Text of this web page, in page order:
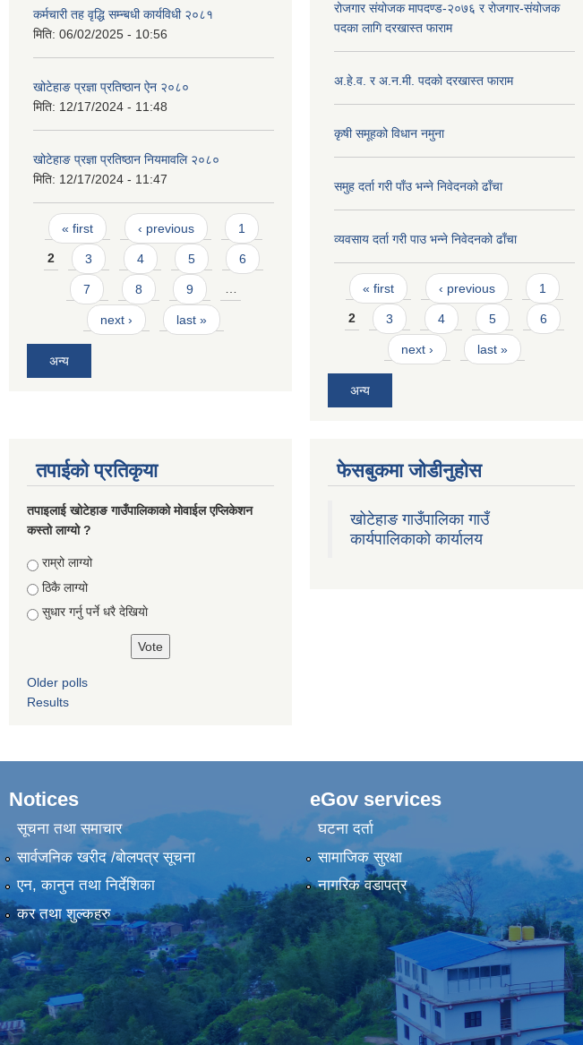
कर्मचारी तह वृद्धि सम्न्बधी कार्यविधी २०८१
मिति: 06/02/2025 - 10:56
खोटेहाङ प्रज्ञा प्रतिष्ठान ऐन २०८०
मिति: 12/17/2024 - 11:48
खोटेहाङ प्रज्ञा प्रतिष्ठान नियमावलि २०८०
मिति: 12/17/2024 - 11:47
Pages
« first ‹ previous 1
2 3 4 5 6
7 8 9 …
next › last »
अन्य
रोजगार संयोजक मापदण्ड-२०७६ र रोजगार-संयोजक
पदका लागि दरखास्त फाराम
अ.हे.व. र अ.न.मी. पदको दरखास्त फाराम
कृषी समूहको विधान नमुना
समुह दर्ता गरी पाँउ भन्ने निवेदनको ढाँचा
व्यवसाय दर्ता गरी पाउ भन्ने निवेदनको ढाँचा
Pages
« first ‹ previous 1
2 3 4 5 6
next › last »
अन्य
तपाईको प्रतिकृया
तपाइलाई खोटेहाङ गाउँपालिकाको माेवाईल एप्लिकेशन
कस्तो लाग्यो ?
Choices
राम्रो लाग्यो
ठिकै लाग्यो
सुधार गर्नु पर्ने धरै देखियाे
Older polls
Results
फेसबुकमा जोडीनुहोस
खोटेहाङ गाउँपालिका गाउँ
कार्यपालिकाको कार्यालय
Notices
सूचना तथा समाचार
सार्वजनिक खरीद /बोलपत्र सूचना
एन, कानुन तथा निर्देशिका
कर तथा शुल्कहरु
eGov services
घटना दर्ता
सामाजिक सुरक्षा
नागरिक वडापत्र